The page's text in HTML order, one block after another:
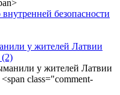
безопасности
у жителей Латвии
(2)